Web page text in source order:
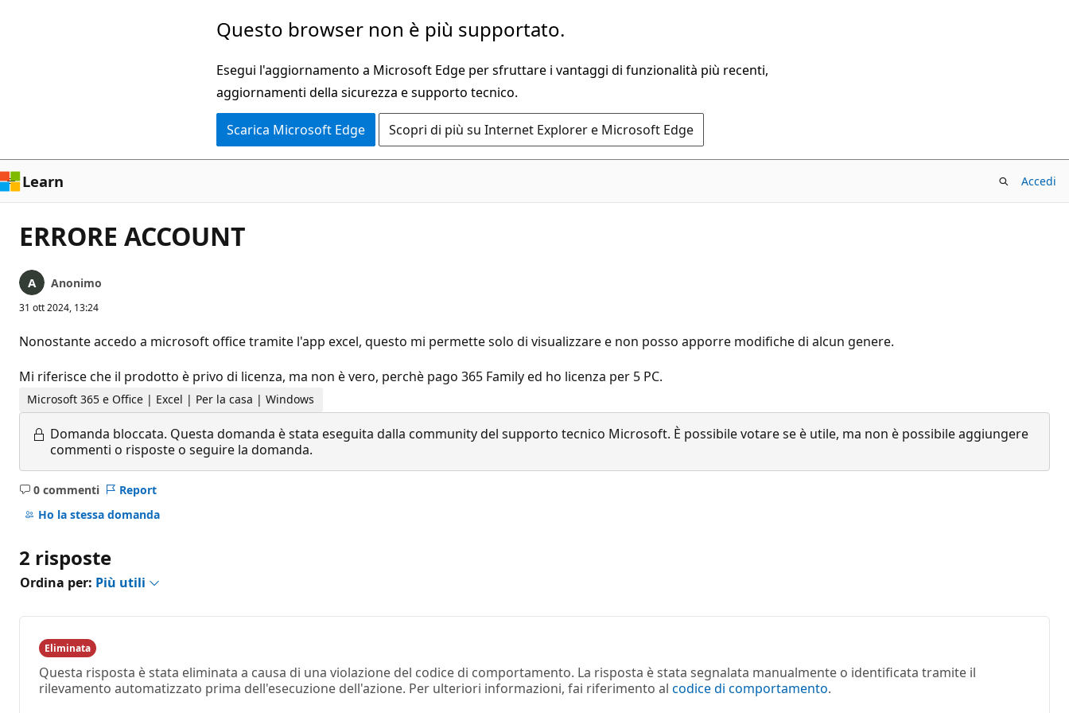
Questo browser non è più supportato.
Esegui l'aggiornamento a Microsoft Edge per sfruttare i vantaggi di funzionalità più recenti,
aggiornamenti della sicurezza e supporto tecnico.
Scarica Microsoft Edge Scopri di più su Internet Explorer e Microsoft Edge
Learn Accedi
ERRORE ACCOUNT
Anonimo
31 ott 2024, 13:24
Nonostante accedo a microsoft office tramite l'app excel, questo mi permette solo di visualizzare e non posso apporre modifiche di alcun genere.
Mi riferisce che il prodotto è privo di licenza, ma non è vero, perchè pago 365 Family ed ho licenza per 5 PC.
Microsoft 365 e Office | Excel | Per la casa | Windows
Domanda bloccata. Questa domanda è stata eseguita dalla community del supporto tecnico Microsoft. È possibile votare se è utile, ma non è possibile aggiungere
commenti o risposte o seguire la domanda.
0 commenti
Nessun
commento
Report
Ho la stessa domanda
2 risposte
Ordina per: Più utili
Eliminata
Questa risposta è stata eliminata a causa di una violazione del codice di comportamento. La risposta è stata segnalata manualmente o identificata tramite il
rilevamento automatizzato prima dell'esecuzione dell'azione. Per ulteriori informazioni, fai riferimento al codice di comportamento.